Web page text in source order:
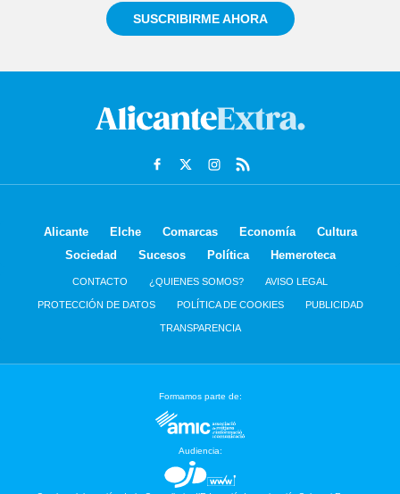
SUSCRIBIRME AHORA
Alicante Elche Comarcas Economía
Cultura
Sociedad
Sucesos Política Hemeroteca
CONTACTO ¿QUIENES SOMOS? AVISO LEGAL
PROTECCIÓN DE DATOS POLÍTICA DE COOKIES PUBLICIDAD
TRANSPARENCIA
Formamos parte de:
Audiencia: